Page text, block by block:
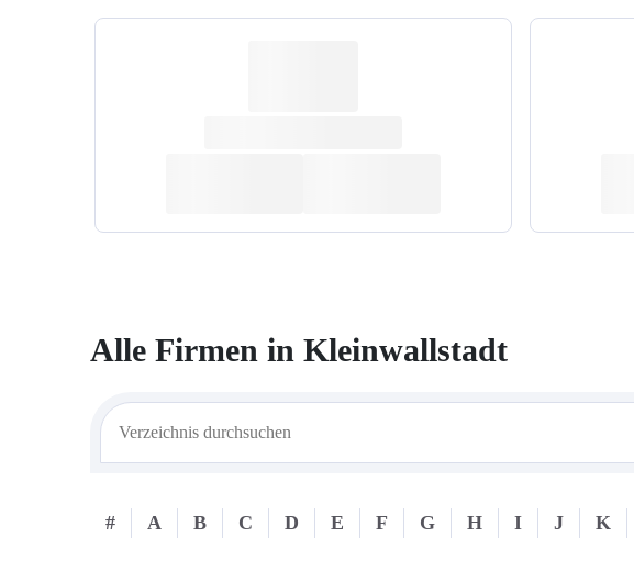
Alle Firmen in Kleinwallstadt
# A B C D E F G H I J K